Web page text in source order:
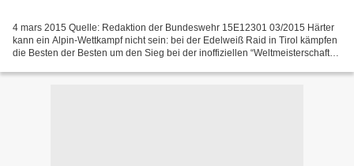
4 mars 2015 Quelle: Redaktion der Bundeswehr 15E12301 03/2015 Härter
kann ein Alpin-Wettkampf nicht sein: bei der Edelweiß Raid in Tirol kämpfen
die Besten der Besten um den Sieg bei der inoffiziellen “Weltmeisterschaft